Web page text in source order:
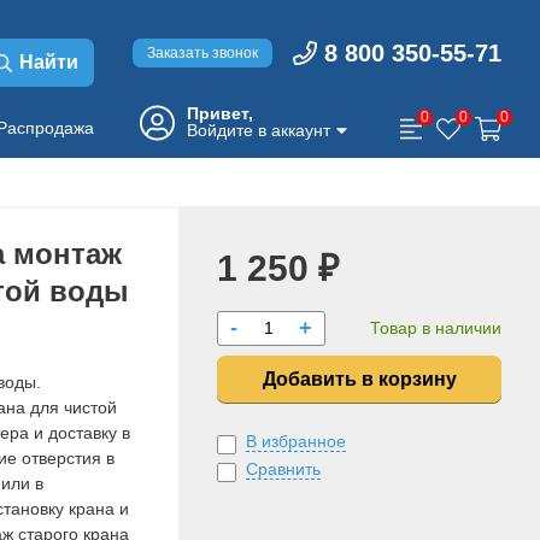
Найти Заказать звонок 8 800 350-55-71
Привет,
Войдите в аккаунт
0 0 0
монтаж
воды
для чистой
и доставку в
отверстия в
в
крана и
старого крана
1 250 ₽
- + Товар в наличии
Добавить в корзину
В избранное
Сравнить